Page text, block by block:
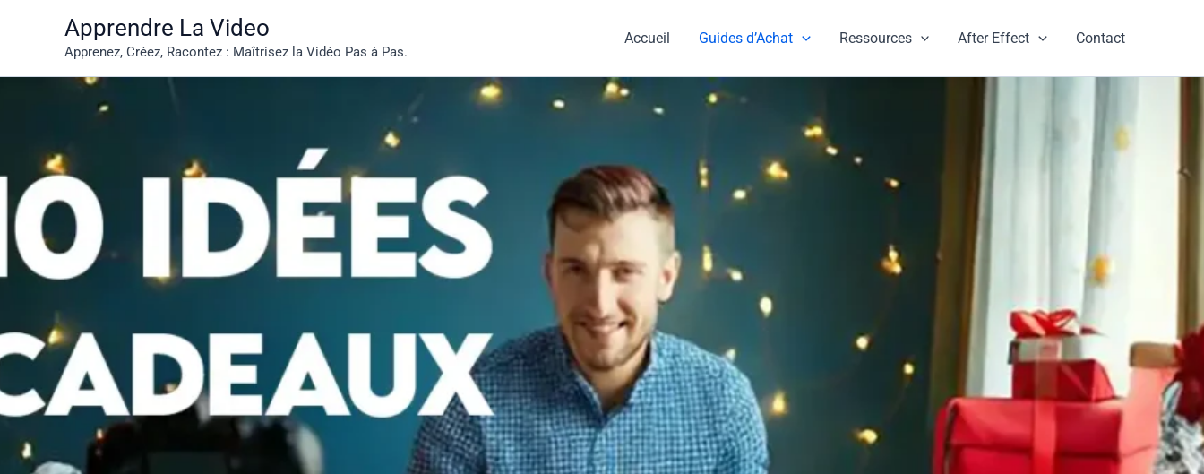
Apprendre La Video
Apprenez, Créez, Racontez : Maîtrisez la Vidéo Pas à Pas.
Accueil Guides d’Achat Ressources After Effect Contact